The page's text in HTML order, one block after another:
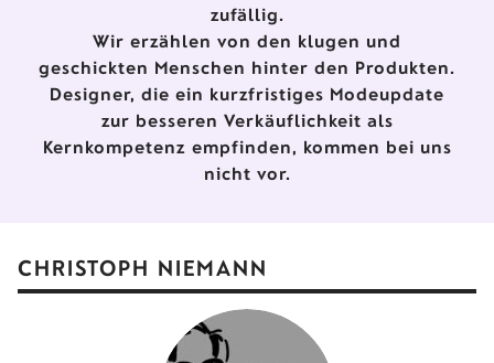
zufällig.
Wir erzählen von den klugen und
geschickten Menschen hinter den Produkten.
Designer, die ein kurzfristiges Modeupdate
zur besseren Verkäuflichkeit als
Kernkompetenz empfinden, kommen bei uns
nicht vor.
CHRISTOPH NIEMANN